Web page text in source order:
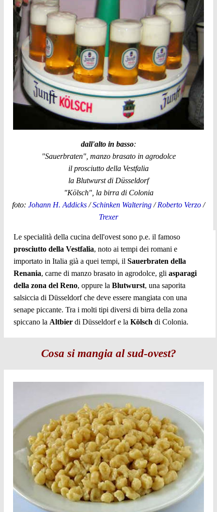
dall'alto in basso:
"Sauerbraten", manzo brasato in agrodolce
il prosciutto della Vestfalia
la Blutwurst di Düsseldorf
"Kölsch", la birra di Colonia
foto: Johann H. Addicks /Schinken Waltering /Roberto Verzo /
Trexer
Le specialità della cucina dell'ovest sono p.e. il famoso
prosciutto della Vestfalia, noto ai tempi dei romani e
importato in Italia già a quei tempi, il Sauerbraten della
Renania, carne di manzo brasato in agrodolce, gli asparagi
della zona del Reno, oppure la Blutwurst, una saporita
salsiccia di Düsseldorf che deve essere mangiata con una
senape piccante. Tra i molti tipi diversi di birra della zona
spiccano la Altbier di Düsseldorf e la Kölsch di Colonia.
Cosa si mangia al sud-ovest?